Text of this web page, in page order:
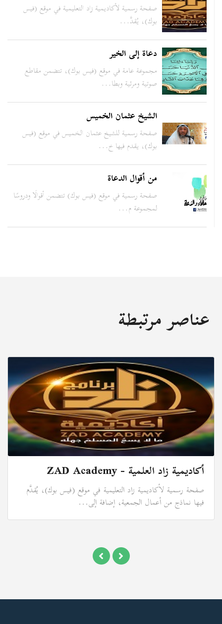
صفحة رسمية لأكاديمية زاد التعليمية في موقع (فيس
بوك)، يُقدَّ...
دعاة إلى الخير
مجموعة عامة في موقع (فيس بوك)، تتضمن مقاطع
صوتية ومرئية وبطا...
الشيخ عثمان الخميس
صفحة رسمية للشيخ عثمان الخميس في موقع (فيس
بوك)، يقدم فيها خ...
من أقوال الدعاة
صفحة رسمية في موقع (فيس بوك) تتضمن أقوالًا ودروسًا
لمجموعة م...
عناصر مرتبطة
أكاديمية زاد العلمية - ZAD Academy
صفحة رسمية لأكاديمية زاد التعليمية في موقع (فيس بوك)، يُقدَّم
فيها نماذج من أعمال الجمعية، إضافة إلى...